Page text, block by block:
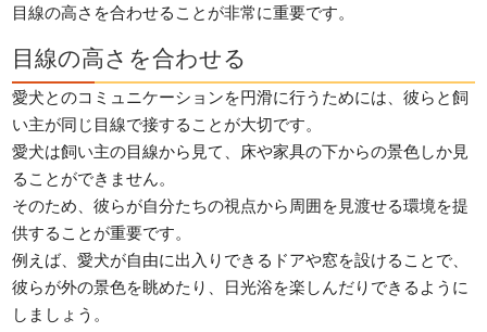
目線の高さを合わせることが非常に重要です。
目線の高さを合わせる
愛犬とのコミュニケーションを円滑に行うためには、彼らと飼
い主が同じ目線で接することが大切です。
愛犬は飼い主の目線から見て、床や家具の下からの景色しか見
ることができません。
そのため、彼らが自分たちの視点から周囲を見渡せる環境を提
供することが重要です。
例えば、愛犬が自由に出入りできるドアや窓を設けることで、
彼らが外の景色を眺めたり、日光浴を楽しんだりできるように
しましょう。